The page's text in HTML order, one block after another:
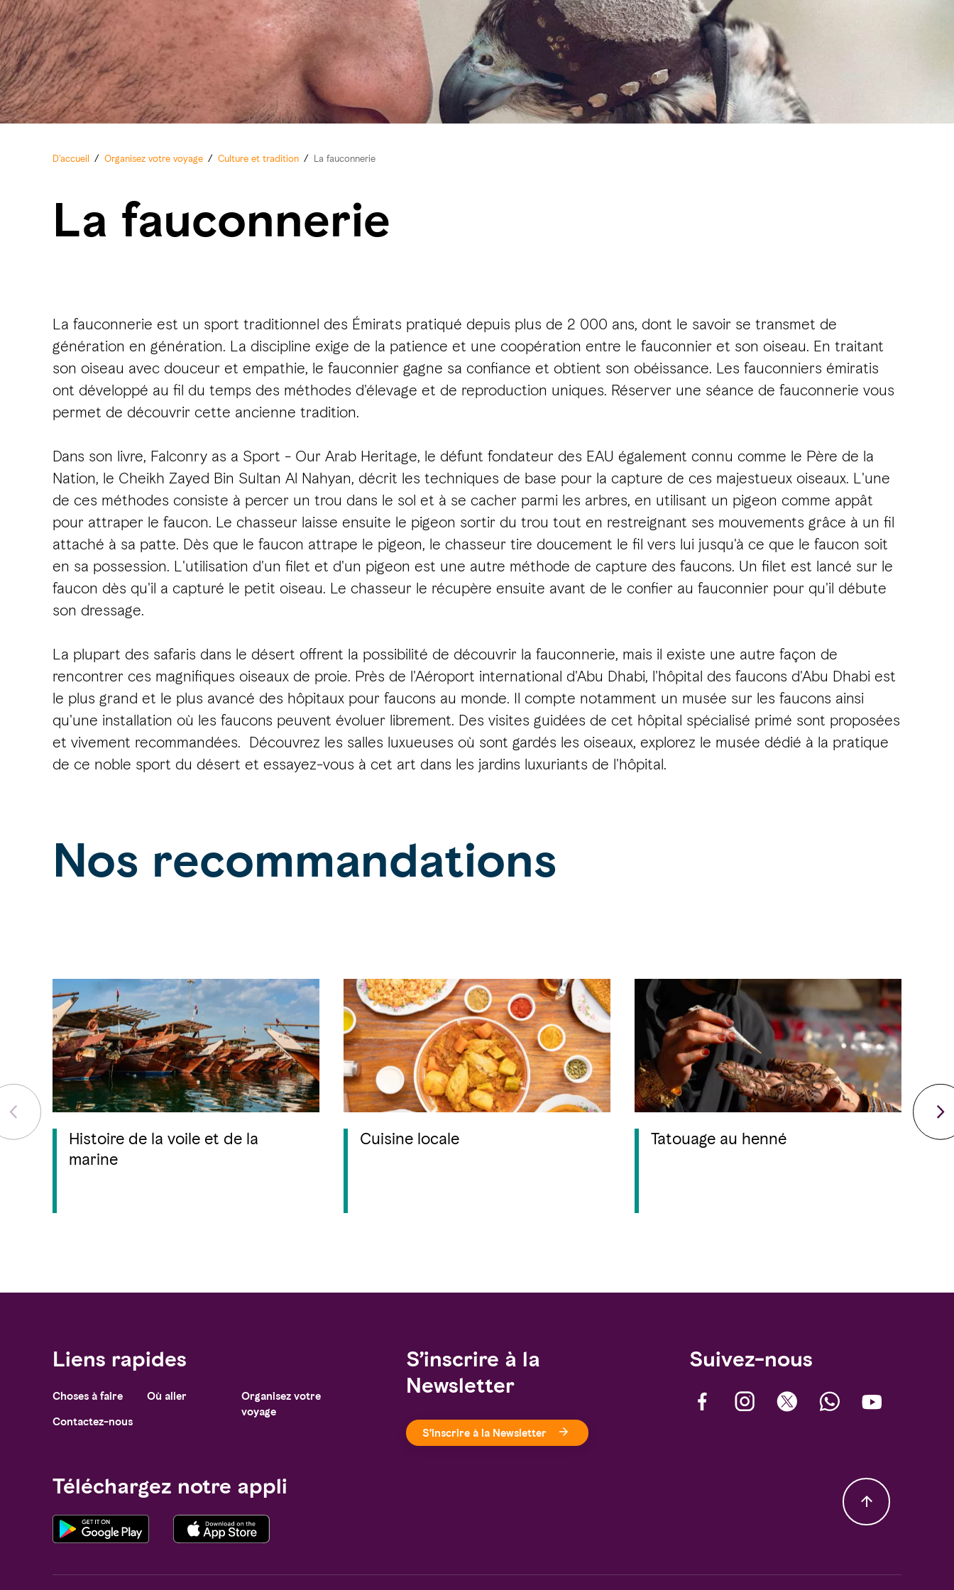
D'accueil / Organisez votre voyage / Culture et tradition / La fauconnerie
La fauconnerie
La fauconnerie est un sport traditionnel des Émirats pratiqué depuis plus de 2 000 ans, dont le savoir se transmet de
génération en génération. La discipline exige de la patience et une coopération entre le fauconnier et son oiseau. En traitant
son oiseau avec douceur et empathie, le fauconnier gagne sa confiance et obtient son obéissance. Les fauconniers émiratis
ont développé au fil du temps des méthodes d'élevage et de reproduction uniques. Réserver une séance de fauconnerie vous
permet de découvrir cette ancienne tradition.
Dans son livre, Falconry as a Sport - Our Arab Heritage, le défunt fondateur des EAU également connu comme le Père de la
Nation, le Cheikh Zayed Bin Sultan Al Nahyan, décrit les techniques de base pour la capture de ces majestueux oiseaux. L'une
de ces méthodes consiste à percer un trou dans le sol et à se cacher parmi les arbres, en utilisant un pigeon comme appât
pour attraper le faucon. Le chasseur laisse ensuite le pigeon sortir du trou tout en restreignant ses mouvements grâce à un fil
attaché à sa patte. Dès que le faucon attrape le pigeon, le chasseur tire doucement le fil vers lui jusqu'à ce que le faucon soit
en sa possession. L'utilisation d'un filet et d'un pigeon est une autre méthode de capture des faucons. Un filet est lancé sur le
faucon dès qu'il a capturé le petit oiseau. Le chasseur le récupère ensuite avant de le confier au fauconnier pour qu'il débute
son dressage.
La plupart des safaris dans le désert offrent la possibilité de découvrir la fauconnerie, mais il existe une autre façon de
rencontrer ces magnifiques oiseaux de proie. Près de l'Aéroport international d'Abu Dhabi, l'hôpital des faucons d'Abu Dhabi est
le plus grand et le plus avancé des hôpitaux pour faucons au monde. Il compte notamment un musée sur les faucons ainsi
qu'une installation où les faucons peuvent évoluer librement. Des visites guidées de cet hôpital spécialisé primé sont proposées
et vivement recommandées. Découvrez les salles luxueuses où sont gardés les oiseaux, explorez le musée dédié à la pratique
de ce noble sport du désert et essayez-vous à cet art dans les jardins luxuriants de l'hôpital.
Nos recommandations
Histoire de la voile et de la
marine
Cuisine locale Tatouage au henné
Liens rapides
Choses à faire
Contactez-nous
Où aller
Organisez votre
voyage
S’inscrire à la
Newsletter
S’inscrire à la Newsletter
Suivez-nous
Téléchargez notre appli